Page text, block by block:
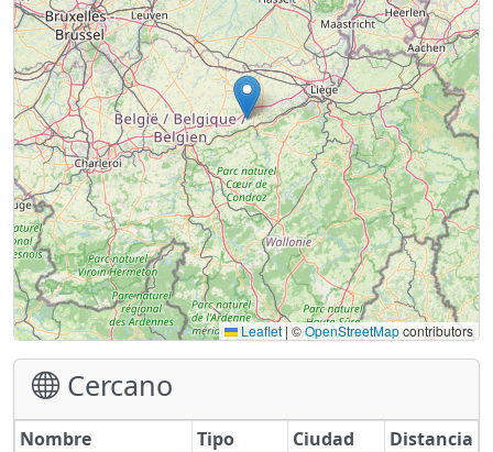
Leaflet|©OpenStreetMapcontributors
Cercano
Nombre Tipo Ciudad
Distancia